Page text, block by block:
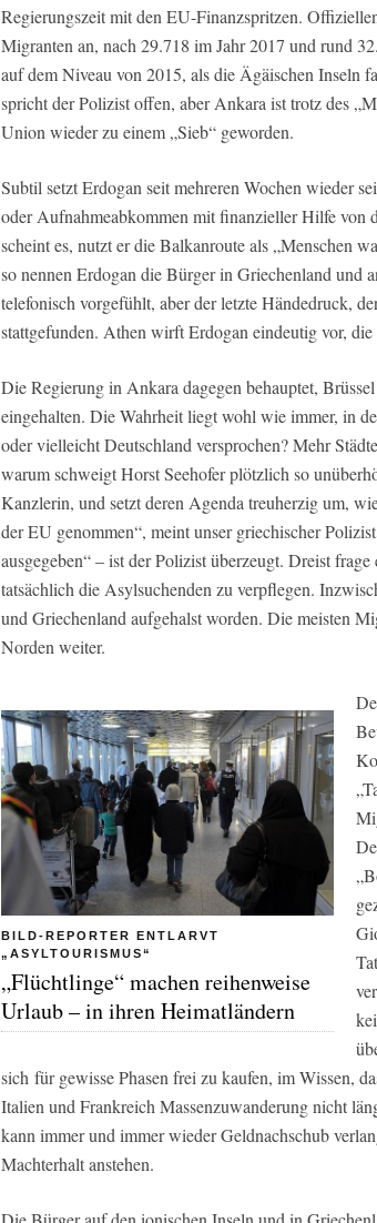
Regierungszeit mit den EU-Finanzspritzen.
Migranten an, nach 29.718 im Jahr 2017 und rund
auf dem Niveau von 2015, als die Ägäischen Inseln
spricht der Polizist offen, aber Ankara ist trotz des
Union wieder zu einem „Sieb“ geworden.
Subtil setzt Erdogan seit mehreren Wochen wieder
oder Aufnahmeabkommen mit finanzieller Hilfe von
scheint es, nutzt er die Balkanroute als „Menschen
so nennen Erdogan die Bürger in Griechenland und
telefonisch vorgefühlt, aber der letzte Händedruck,
stattgefunden. Athen wirft Erdogan eindeutig vor,
Die Regierung in Ankara dagegen behauptet,
eingehalten. Die Wahrheit liegt wohl wie immer, in
oder vielleicht Deutschland versprochen? Mehr
warum schweigt Horst Seehofer plötzlich so
Kanzlerin, und setzt deren Agenda treuherzig um,
der EU genommen“, meint unser griechischer
ausgegeben“ – ist der Polizist überzeugt. Dreist
tatsächlich die Asylsuchenden zu verpflegen.
und Griechenland aufgehalst worden. Die meisten
Norden weiter.
BILD-REPORTER ENTLARVT
„ASYLTOURISMUS“
„Flüchtlinge“ machen reihenweise
Urlaub – in ihren Heimatländern
sich für gewisse Phasen frei zu kaufen, im Wissen,
Italien und Frankreich Massenzuwanderung nicht
kann immer und immer wieder Geldnachschub
Machterhalt anstehen.